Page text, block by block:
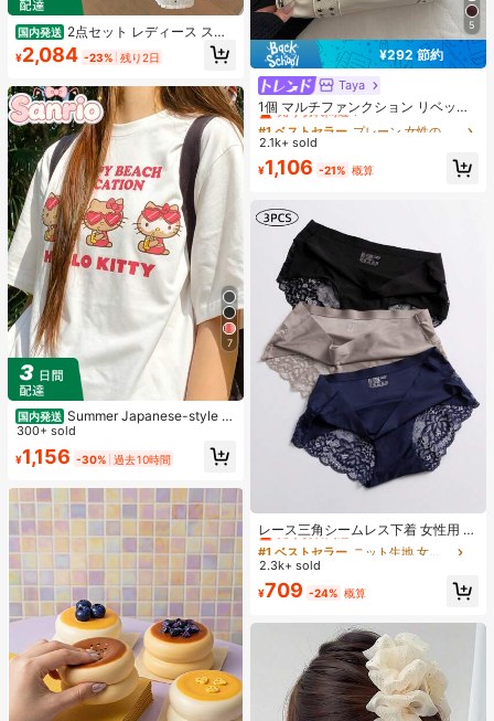
国内発送 2点セット レディース スイ
ートスタイル 水玉模様 メッシュ フ
リル パフスリーブ クロップトップ
ップス 半袖 ドット柄 ショート丈 透
け感 シースルー ガーリー 大人可愛
い フェミニン 春夏
¥2,084 -23% 残り2日
7
国内発送 Summer Japanese-style c
ute girl look, Sanrio Hello Kitty simp
le pattern print, pure cotton sweet-
style T-shirt
300+ sold
¥1,156 -30% 過去10時間
5
¥292 節約
Taya
1個 マルチファンクション リベット
ハンドバッグ、ビンテージバイクス
タイル リベットデコレーション PU
レザーショルダーバッグ、パンクロ
ック アンダーアームバッグ、仕事、
通勤、デート、パーティー、音楽フ
#1 ベストセラー
売り切れ間近！
#1 ベストセラー
売り切れ間近！
#1 ベストセラー
売り切れ間近！
#1 ベストセラー
売り切れ間近！
2.1k+ sold
¥1,106 -21% 概算
レース三角シームレス下着 女性用 3
枚入り ブレスアップ
売り切れ間近！
#1 ベストセラー
売り切れ間近！
#1 ベストセラー
売り切れ間近！
#1 ベストセラー
2.3k+ sold
¥709 -24% 概算